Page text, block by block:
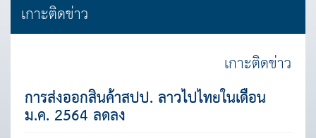
เกาะติดข่าว
เกาะติดข่าว
การส่งออกสินค้าสปป. ลาวไปไทยในเดือน
ม.ค. 2564 ลดลง